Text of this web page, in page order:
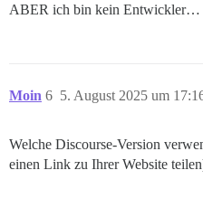
ABER ich bin kein Entwickler…
Moin 5. August 2025 um
6
Welche Discourse-Version
einen Link zu Ihrer Website